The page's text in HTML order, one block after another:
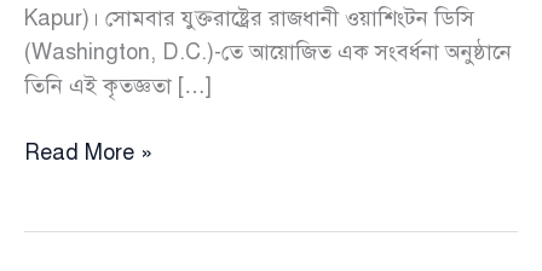
Kapur)। সোমবার যুক্তরাষ্ট্রের রাজধানী ওয়াশিংটন ডিসি
(Washington, D.C.)-তে আয়োজিত এক সংবর্ধনা অনুষ্ঠানে
তিনি এই কৃতজ্ঞতা […]
বোয়িং
Read More »